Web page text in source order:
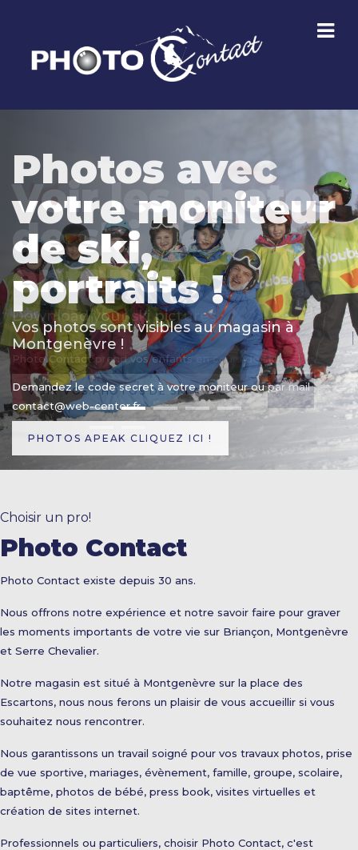
Photos avec
votre moniteur
de ski,
portraits !
Vos photos sont visibles au magasin à
Montgenèvre !
Demandez le code secret à votre moniteur ou par mail
contact@web-center.fr
PHOTOS APEAK CLIQUEZ ICI !
Choisir un pro!
Photo Contact
Photo Contact existe depuis 30 ans.
Nous offrons notre expérience et notre savoir faire pour graver
les moments importants de votre vie sur Briançon, Montgenèvre
et Serre Chevalier.
Notre magasin est situé à Montgenèvre sur la place des
Escartons, nous nous ferons un plaisir de vous accueillir si vous
souhaitez nous rencontrer.
Nous garantissons un travail soigné pour vos travaux photos, prise
de vue sportive, mariages, évènement, famille, groupe, scolaire,
baptême, photos de bébé, press book, visites virtuelles et
création de sites internet.
Professionnels ou particuliers, choisir Photo Contact, c'est